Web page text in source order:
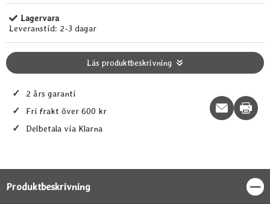
Tillgänglighet:
Lagervara
Leveranstid: 2-3 dagar
Läs produktbeskrivning
✓ 2 års garanti
✓ Fri frakt över 600 kr
✓ Delbetala via Klarna
Print
Produktbeskrivning